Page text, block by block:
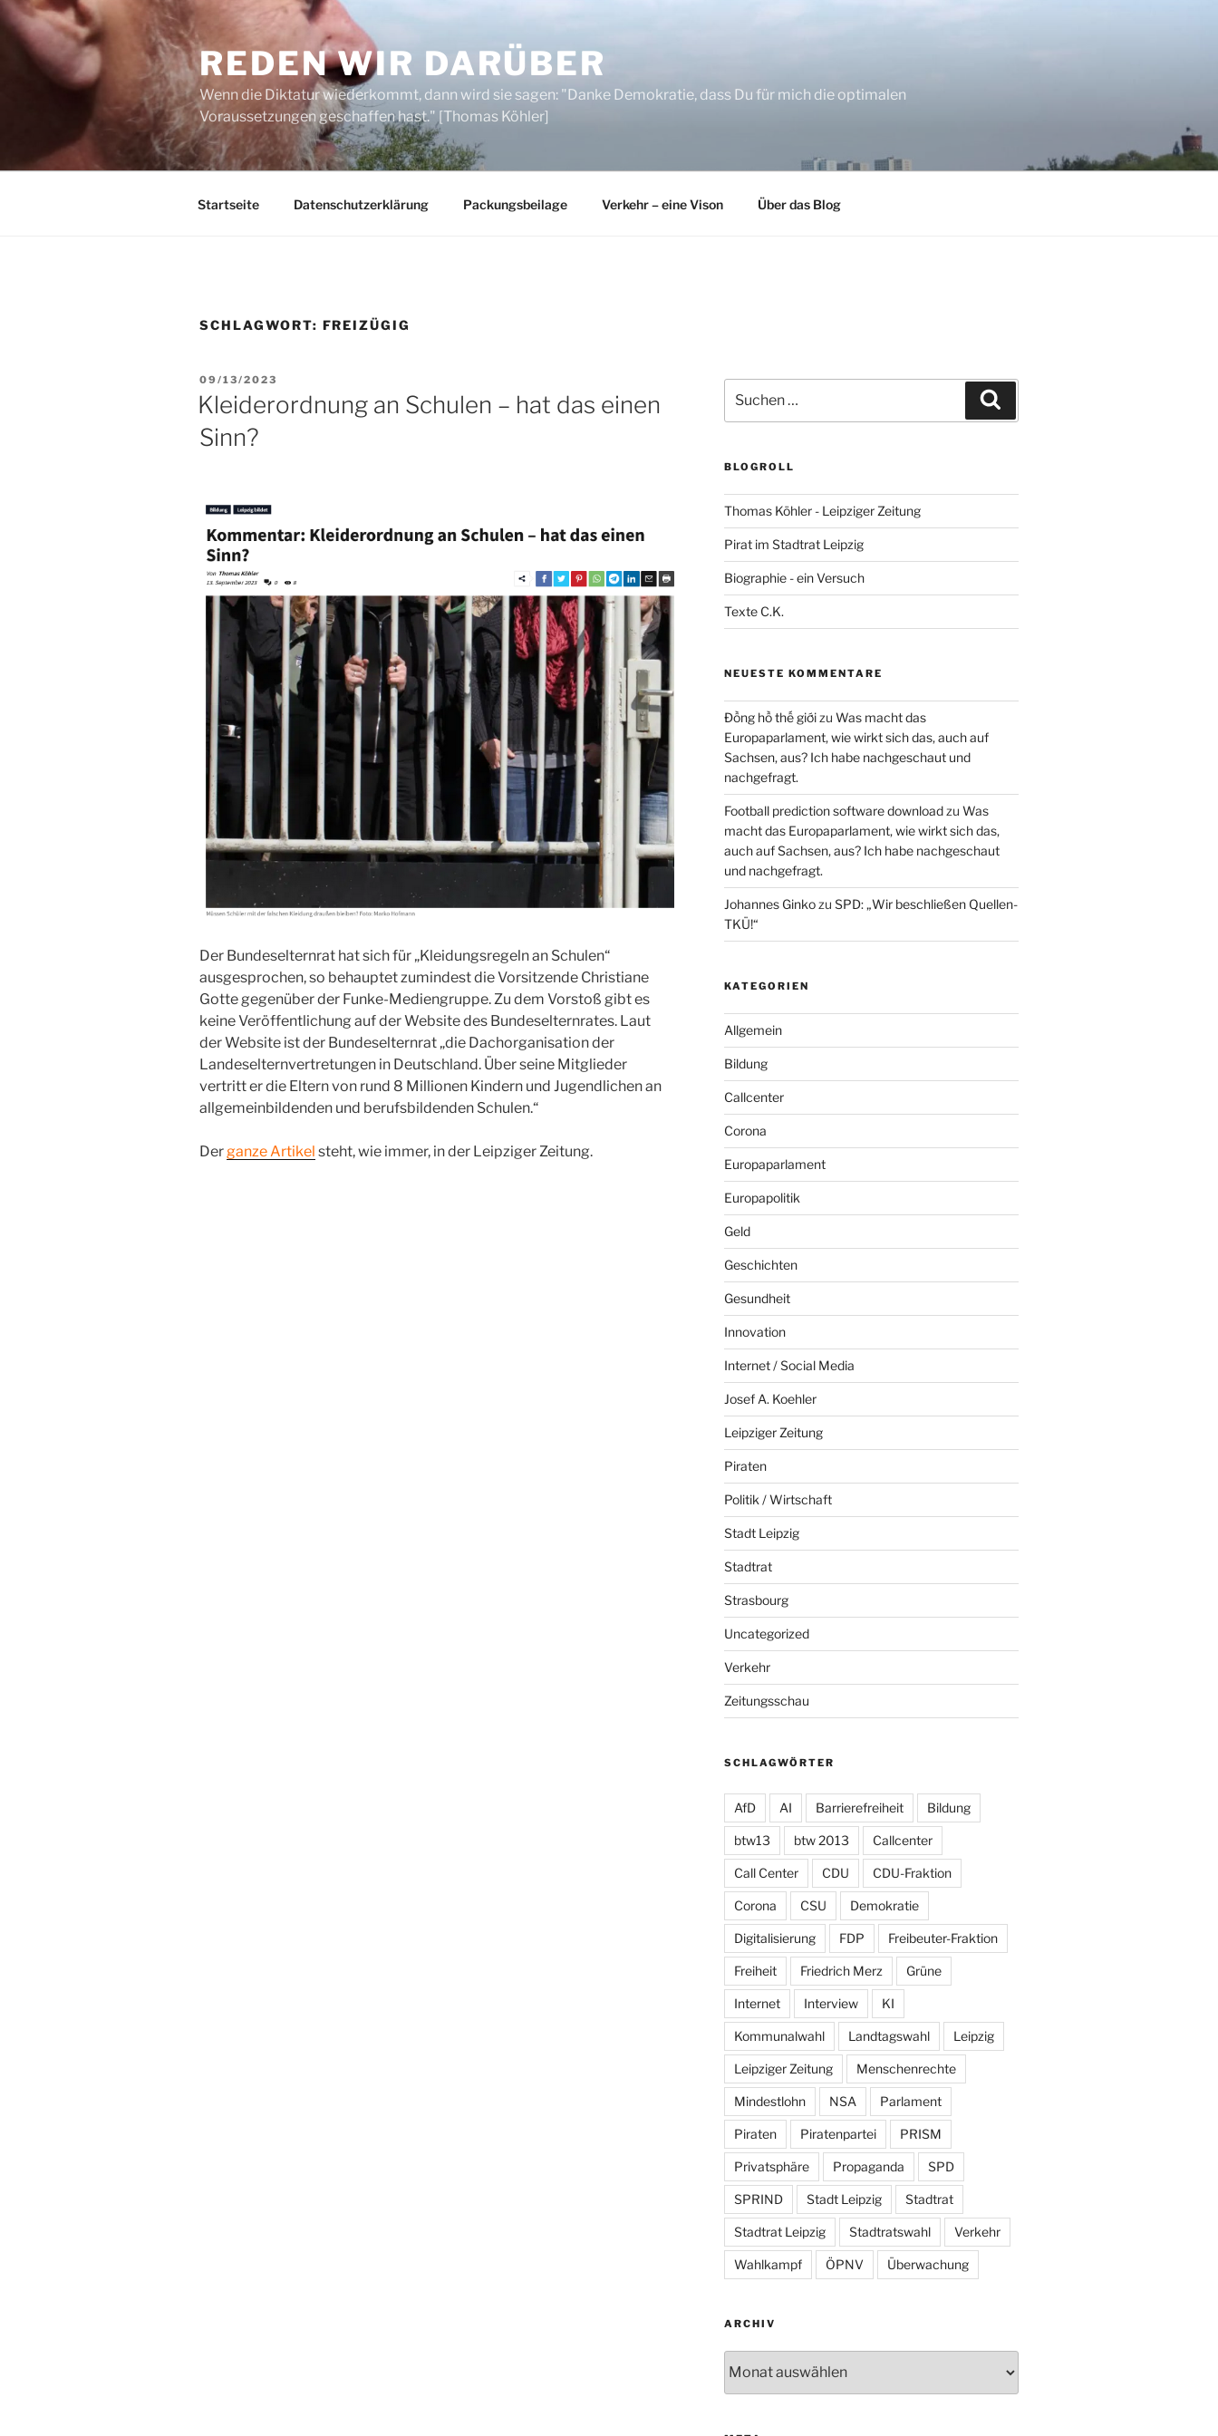
Zum
Inhalt
springen
REDEN WIR DARÜBER
Wenn die Diktatur wiederkommt, dann wird sie sagen: "Danke Demokratie, dass Du für mich die optimalen
Voraussetzungen geschaffen hast." [Thomas Köhler]
Startseite Datenschutzerklärung Packungsbeilage Verkehr – eine Vison Über das Blog
SCHLAGWORT: FREIZÜGIG
VERÖFFENTLICHT
AM
09/13/2023
Kleiderordnung an Schulen – hat das einen
Sinn?
Der Bundeselternrat hat sich für „Kleidungsregeln an Schulen“
ausgesprochen, so behauptet zumindest die Vorsitzende Christiane
Gotte gegenüber der Funke-Mediengruppe. Zu dem Vorstoß gibt es
keine Veröffentlichung auf der Website des Bundeselternrates. Laut
der Website ist der Bundeselternrat „die Dachorganisation der
Landeselternvertretungen in Deutschland. Über seine Mitglieder
vertritt er die Eltern von rund 8 Millionen Kindern und Jugendlichen an
allgemeinbildenden und berufsbildenden Schulen.“
Derganze Artikel steht, wie immer, in der Leipziger Zeitung.
nach:
BLOGROLL
Thomas Köhler - Leipziger Zeitung
Pirat im Stadtrat Leipzig
Biographie - ein Versuch
Texte C.K.
NEUESTE KOMMENTARE
Đồng hồ thế giớizu Was macht das
Europaparlament, wie wirkt sich das, auch auf
Sachsen, aus? Ich habe nachgeschaut und
nachgefragt.
Football prediction software downloadzu Was
macht das Europaparlament, wie wirkt sich das,
auch auf Sachsen, aus? Ich habe nachgeschaut
und nachgefragt.
Johannes Ginkozu SPD: „Wir beschließen Quellen-
TKÜ!“
KATEGORIEN
Allgemein
Bildung
Callcenter
Corona
Europaparlament
Europapolitik
Geld
Geschichten
Gesundheit
Innovation
Internet / Social Media
Josef A. Koehler
Leipziger Zeitung
Piraten
Politik / Wirtschaft
Stadt Leipzig
Stadtrat
Strasbourg
Uncategorized
Verkehr
Zeitungsschau
SCHLAGWÖRTER
AfD AI Barrierefreiheit Bildung
btw13 btw 2013 Callcenter
Call Center CDU CDU-Fraktion
Corona CSU Demokratie
Digitalisierung FDP Freibeuter-Fraktion
Freiheit Friedrich Merz Grüne
Internet Interview KI
Kommunalwahl Landtagswahl Leipzig
Leipziger Zeitung Menschenrechte
Mindestlohn NSA Parlament
Piraten Piratenpartei PRISM
Privatsphäre Propaganda SPD
SPRIND Stadt Leipzig Stadtrat
Stadtrat Leipzig Stadtratswahl Verkehr
Wahlkampf ÖPNV Überwachung
ARCHIV